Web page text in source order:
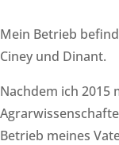
Mein Betrieb
Ciney und Dinant.
Nachdem ich 2015
Betrieb meines